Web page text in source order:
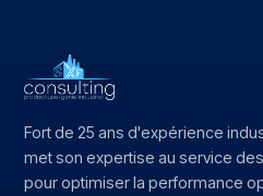
Fort de 25 ans d'expérience
met son expertise au service
pour optimiser la performance